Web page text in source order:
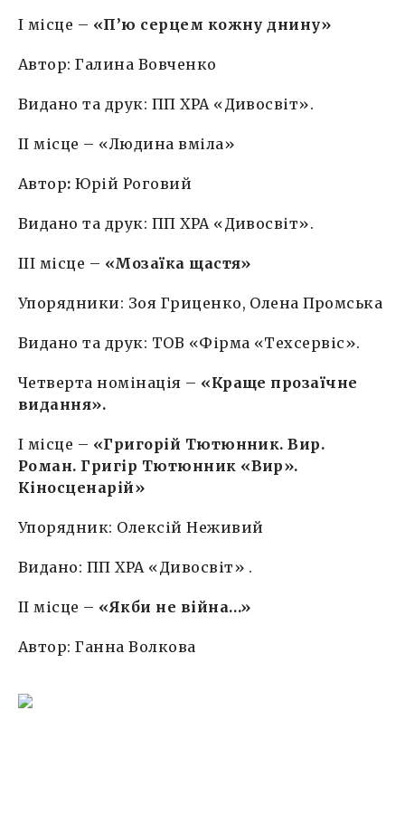
I місце – «П’ю серцем кожну днину»
Автор: Галина Вовченко
Видано та друк: ПП ХРА «Дивосвіт».
II місце – «Людина вміла»
Автор: Юрій Роговий
Видано та друк: ПП ХРА «Дивосвіт».
IІI місце – «Мозаїка щастя»
Упорядники: Зоя Гриценко, Олена Промська
Видано та друк: ТОВ «Фірма «Техсервіс».
Четверта номінація – «Краще прозаїчне
видання».
I місце – «Григорій Тютюнник. Вир.
Роман. Григір Тютюнник «Вир».
Кіносценарій»
Упорядник: Олексій Неживий
Видано: ПП ХРА «Дивосвіт» .
II місце – «Якби не війна…»
Автор: Ганна Волкова